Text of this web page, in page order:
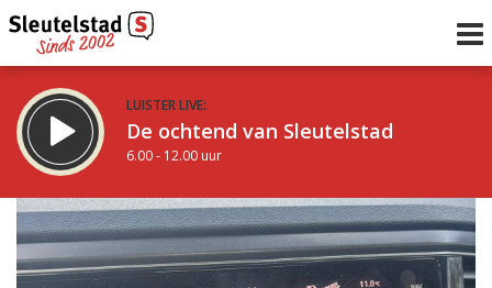
LUISTER LIVE:
De ochtend van Sleutelstad
6.00 - 12.00 uur
STRAKS:
De middag van Sleutelstad
12.00 - 17.00 uur
Vorig uur
uur 1 van 0 Volgend uur